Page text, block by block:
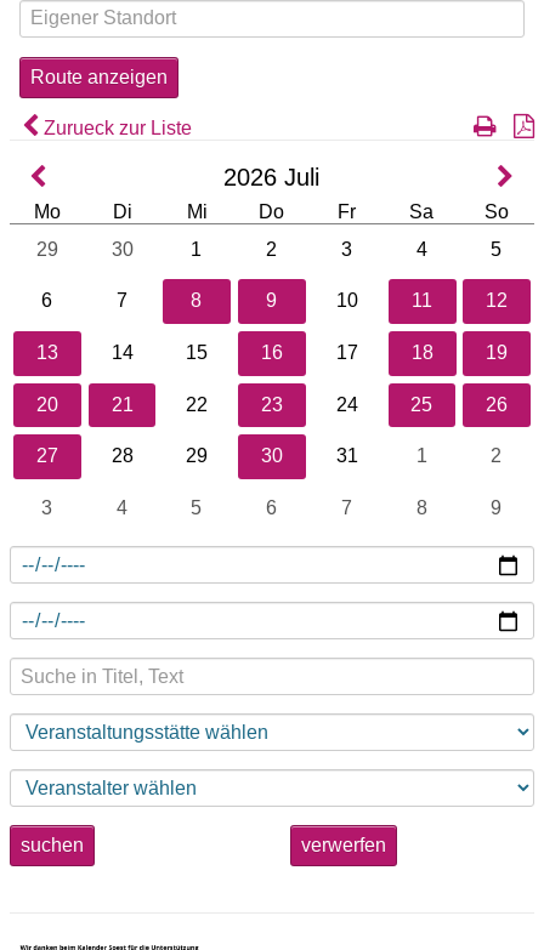
Zurueck zur Liste
2026 Juli
Mo Di Mi Do Fr Sa
So
29
30 1 2 3 4 5
6 7 8 9 10 11 12
13 14 15 16 17 18 19
20 21 22 23 24 25 26
27 28 29 30 31 1 2
3 4 5 6 7 8 9
suchen verwerfen